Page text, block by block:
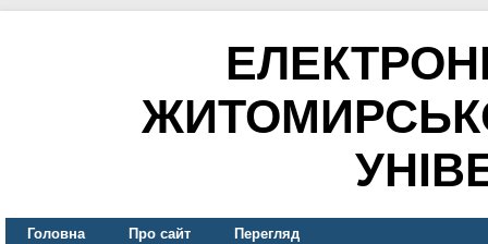
Головна Про сайт Перегляд